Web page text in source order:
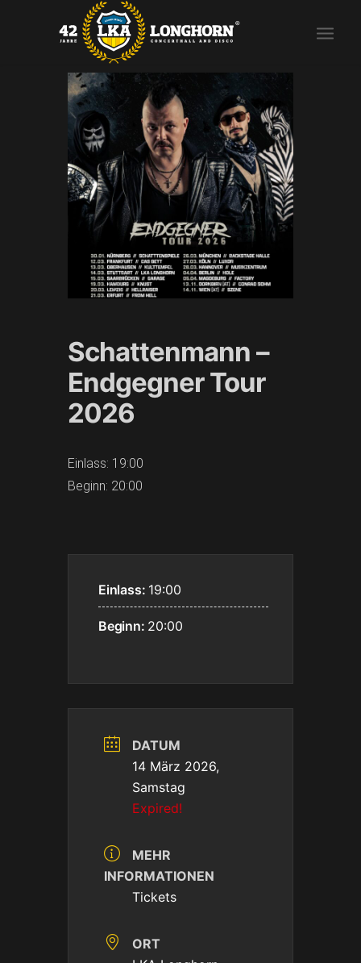
Schattenmann –
Endgegner Tour
2026
Einlass: 19:00
Beginn: 20:00
Einlass: 19:00
Beginn: 20:00
DATUM
14 März 2026,
Samstag
Expired!
MEHR
INFORMATIONEN
Tickets
ORT